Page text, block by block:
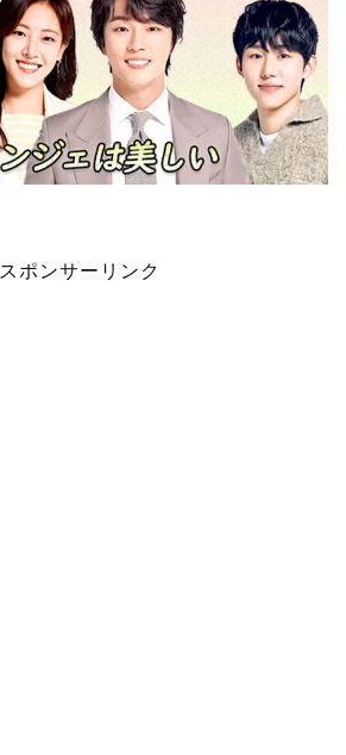
スポンサーリンク